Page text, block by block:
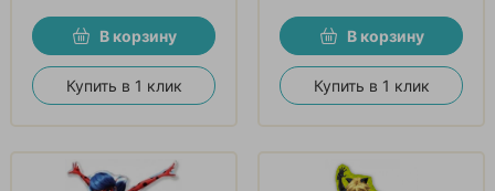
В корзину
Купить в 1 клик
В корзину
Купить в 1 клик